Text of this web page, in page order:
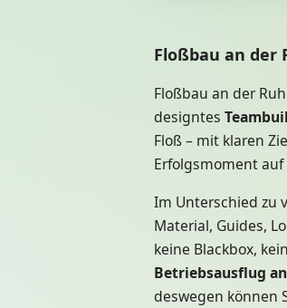
Floßbau an der
Floßbau an der
designtes
Floß – mit klaren
Erfolgsmoment auf
Im Unterschied zu
Material, Guides,
keine Blackbox,
Betriebsausflug
deswegen können